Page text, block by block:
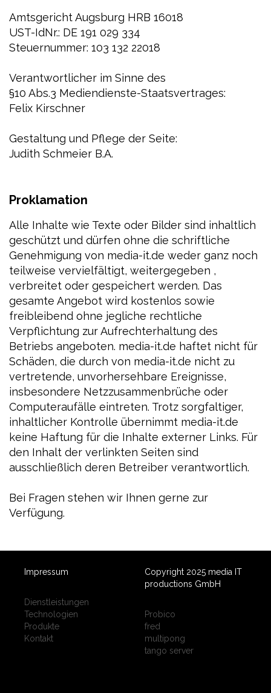
Amtsgericht Augsburg HRB 16018
UST-IdNr.: DE 191 029 334
Steuernummer: 103 132 22018
Verantwortlicher im Sinne des
§10 Abs.3 Mediendienste-Staatsvertrages:
Felix Kirschner
Gestaltung und Pflege der Seite:
Judith Schmeier B.A.
Proklamation
Alle Inhalte wie Texte oder Bilder sind inhaltlich
geschützt und dürfen ohne die schriftliche
Genehmigung von media-it.de weder ganz noch
teilweise vervielfältigt, weitergegeben ,
verbreitet oder gespeichert werden. Das
gesamte Angebot wird kostenlos sowie
freibleibend ohne jegliche rechtliche
Verpflichtung zur Aufrechterhaltung des
Betriebs angeboten. media-it.de haftet nicht für
Schäden, die durch von media-it.de nicht zu
vertretende, unvorhersehbare Ereignisse,
insbesondere Netzzusammenbrüche oder
Computeraufälle eintreten. Trotz sorgfaltiger,
inhaltlicher Kontrolle übernimmt media-it.de
keine Haftung für die Inhalte externer Links. Für
den Inhalt der verlinkten Seiten sind
ausschließlich deren Betreiber verantwortlich.
Bei Fragen stehen wir Ihnen gerne zur
Verfügung.
Impressum
Dienstleistungen
Technologien
Produkte
Kontakt
Copyright 2025 media IT
productions GmbH
Probico
fred
multipong
tango server